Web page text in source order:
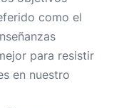
como el
para resistir
en nuestro